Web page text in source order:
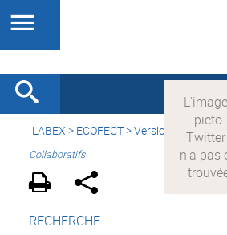
LABEX > ECOFECT>Version française
Collaboratifs
RECHERCHE